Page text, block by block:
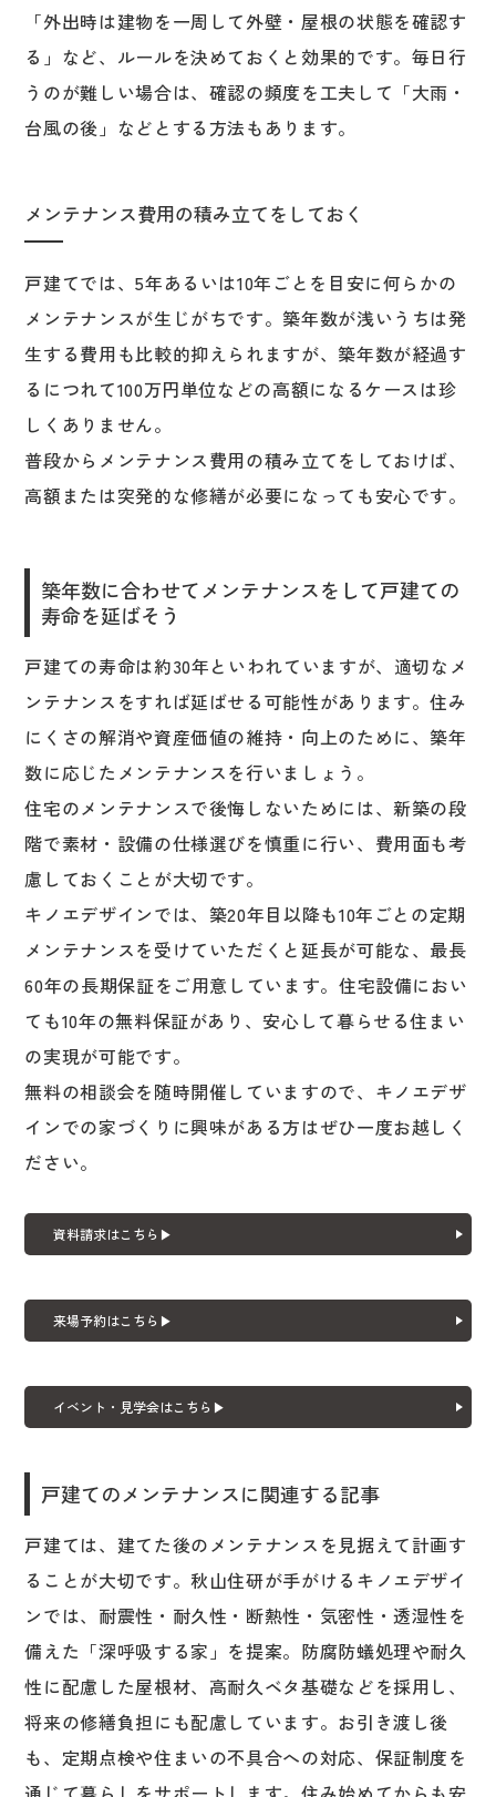
「外出時は建物を一周して外壁・屋根の状態を確認す
る」など、ルールを決めておくと効果的です。毎日行
うのが難しい場合は、確認の頻度を工夫して「大雨・
台風の後」などとする方法もあります。
メンテナンス費用の積み立てをしておく
戸建てでは、5年あるいは10年ごとを目安に何らかの
メンテナンスが生じがちです。築年数が浅いうちは発
生する費用も比較的抑えられますが、築年数が経過す
るにつれて100万円単位などの高額になるケースは珍
しくありません。
普段からメンテナンス費用の積み立てをしておけば、
高額または突発的な修繕が必要になっても安心です。
築年数に合わせてメンテナンスをして戸建ての
寿命を延ばそう
戸建ての寿命は約30年といわれていますが、適切なメ
ンテナンスをすれば延ばせる可能性があります。住み
にくさの解消や資産価値の維持・向上のために、築年
数に応じたメンテナンスを行いましょう。
住宅のメンテナンスで後悔しないためには、新築の段
階で素材・設備の仕様選びを慎重に行い、費用面も考
慮しておくことが大切です。
キノエデザインでは、築20年目以降も10年ごとの定期
メンテナンスを受けていただくと延長が可能な、最長
60年の長期保証をご用意しています。住宅設備におい
ても10年の無料保証があり、安心して暮らせる住まい
の実現が可能です。
無料の相談会を随時開催していますので、キノエデザ
インでの家づくりに興味がある方はぜひ一度お越しく
ださい。
資料請求はこちら▶
来場予約はこちら▶
イベント・見学会はこちら▶
戸建てのメンテナンスに関連する記事
戸建ては、建てた後のメンテナンスを見据えて計画す
ることが大切です。秋山住研が手がけるキノエデザイ
ンでは、耐震性・耐久性・断熱性・気密性・透湿性を
備えた「深呼吸する家」を提案。防腐防蟻処理や耐久
性に配慮した屋根材、高耐久ベタ基礎などを採用し、
将来の修繕負担にも配慮しています。お引き渡し後
も、定期点検や住まいの不具合への対応、保証制度を